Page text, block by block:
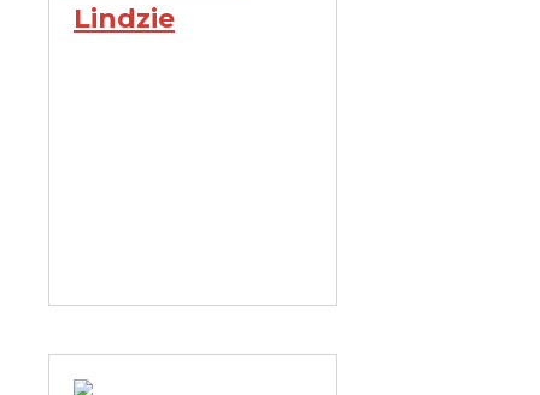
Lindzie